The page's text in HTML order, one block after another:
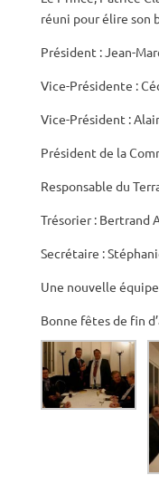
réuni pour élire son
Président : Jean-
Vice-Présidente :
Vice-Président :
Président de la
Responsable du
Trésorier : Bertrand
Secrétaire :
Une nouvelle
Bonne fêtes de fin